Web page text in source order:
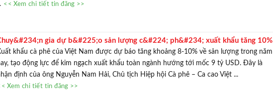
<< Xem chi tiết tin đăng >>
gia dự b&#225;o sản lượng c&#224; ph&#234; xuất khẩu tăng 10%
năm nay
khẩu cà phê của Việt Nam được dự báo tăng khoảng 8-10% về sản lượng trong năm
tạo động lực để kim ngạch xuất khẩu toàn ngành hướng tới mốc 9 tỷ USD. Đây là
định của ông Nguyễn Nam Hải, Chủ tịch Hiệp hội Cà phê – Ca cao Việt ...
Xem chi tiết tin đăng >>